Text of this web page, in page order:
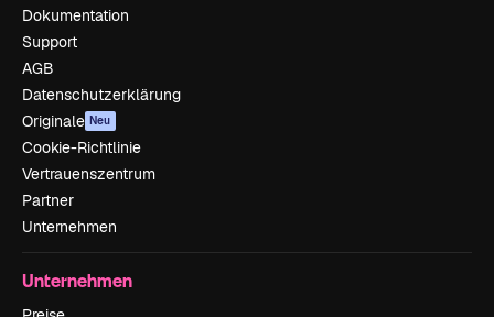
Dokumentation
Support
AGB
Datenschutzerklärung
Originale Neu
Cookie-Richtlinie
Vertrauenszentrum
Partner
Unternehmen
Unternehmen